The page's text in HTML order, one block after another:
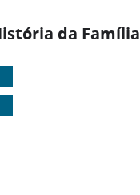
da Família